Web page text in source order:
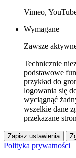
Vimeo,
Wymagane
Zawsze
Technicznie
podstawowe
przykład do
logowania się
wyciągnąć
wszelkie dane
przekazane
Zapisz ustawienia
Polityka prywatności